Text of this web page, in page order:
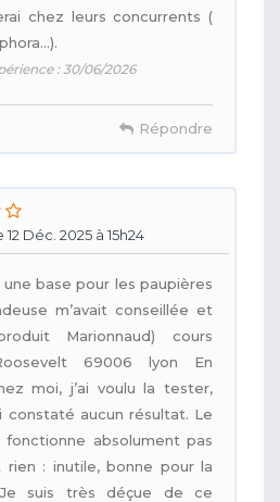
chez leurs concurrents (
: 30/06/2026
Répondre
Déc. 2025 à 15h24
une base pour les paupières
m’avait conseillée et
Marionnaud) cours
69006 lyon En
moi, j’ai voulu la tester,
constaté aucun résultat. Le
absolument pas
: inutile, bonne pour la
suis très déçue de ce